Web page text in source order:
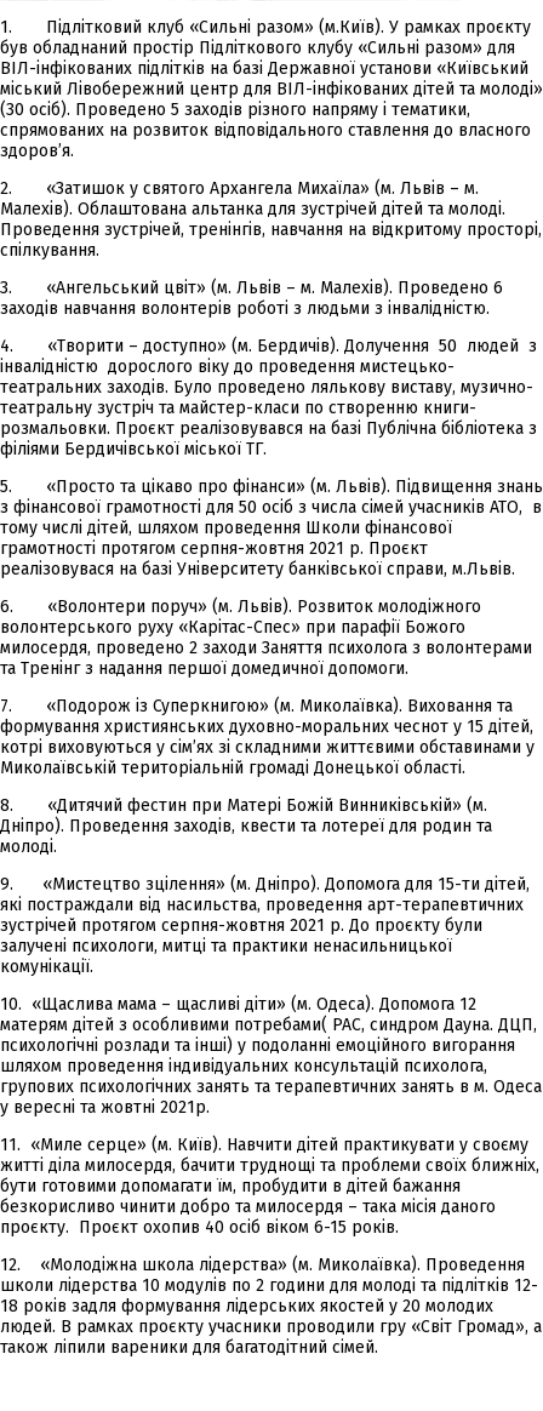
1. Підлітковий клуб «Сильні разом» (м.Київ). У рамках проєкту
був обладнаний простір Підліткового клубу «Сильні разом» для
ВІЛ-інфікованих підлітків на базі Державної установи «Київський
міський Лівобережний центр для ВІЛ-інфікованих дітей та молоді»
(30 осіб). Проведено 5 заходів різного напряму і тематики,
спрямованих на розвиток відповідального ставлення до власного
здоров’я.
2. «Затишок у святого Архангела Михаїла» (м. Львів – м.
Малехів). Облаштована альтанка для зустрічей дітей та молоді.
Проведення зустрічей, тренінгів, навчання на відкритому просторі,
спілкування.
3. «Ангельський цвіт» (м. Львів – м. Малехів). Проведено 6
заходів навчання волонтерів роботі з людьми з інвалідністю.
4. «Творити – доступно» (м. Бердичів). Долучення 50 людей з
інвалідністю дорослого віку до проведення мистецько-
театральних заходів. Було проведено лялькову виставу, музично-
театральну зустріч та майстер-класи по створенню книги-
розмальовки. Проєкт реалізовувався на базі Публічна бібліотека з
філіями Бердичівської міської ТГ.
5. «Просто та цікаво про фінанси» (м. Львів). Підвищення знань
з фінансової грамотності для 50 осіб з числа сімей учасників АТО, в
тому числі дітей, шляхом проведення Школи фінансової
грамотності протягом серпня-жовтня 2021 р. Проєкт
реалізовувася на базі Університету банківської справи, м.Львів.
6. «Волонтери поруч» (м. Львів). Розвиток молодіжного
волонтерського руху «Карітас-Спес» при парафії Божого
милосердя, проведено 2 заходи Заняття психолога з волонтерами
та Тренінг з надання першої домедичної допомоги.
7. «Подорож із Суперкнигою» (м. Миколаївка). Виховання та
формування християнських духовно-моральних чеснот у 15 дітей,
котрі виховуються у сім’ях зі складними життєвими обставинами у
Миколаївській територіальній громаді Донецької області.
8. «Дитячий фестин при Матері Божій Винниківській» (м.
Дніпро). Проведення заходів, квести та лотереї для родин та
молоді.
9. «Мистецтво зцілення» (м. Дніпро). Допомога для 15-ти дітей,
які постраждали від насильства, проведення арт-терапевтичних
зустрічей протягом серпня-жовтня 2021 р. До проєкту були
залучені психологи, митці та практики ненасильницької
комунікації.
10. «Щаслива мама – щасливі діти» (м. Одеса). Допомога 12
матерям дітей з особливими потребами( РАС, синдром Дауна. ДЦП,
психологічні розлади та інші) у подоланні емоційного вигорання
шляхом проведення індивідуальних консультацій психолога,
групових психологічних занять та терапевтичних занять в м. Одеса
у вересні та жовтні 2021р.
11. «Миле серце» (м. Київ). Навчити дітей практикувати у своєму
житті діла милосердя, бачити труднощі та проблеми своїх ближніх,
бути готовими допомагати їм, пробудити в дітей бажання
безкорисливо чинити добро та милосердя – така місія даного
проєкту. Проєкт охопив 40 осіб віком 6-15 років.
12. «Молодіжна школа лідерства» (м. Миколаївка). Проведення
школи лідерства 10 модулів по 2 години для молоді та підлітків 12-
18 років задля формування лідерських якостей у 20 молодих
людей. В рамках проєкту учасники проводили гру «Світ Громад», а
також ліпили вареники для багатодітний сімей.